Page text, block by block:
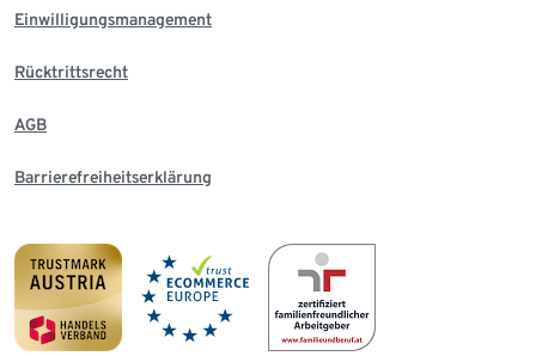
Einwilligungsmanagement
Rücktrittsrecht
AGB
Barrierefreiheitserklärung